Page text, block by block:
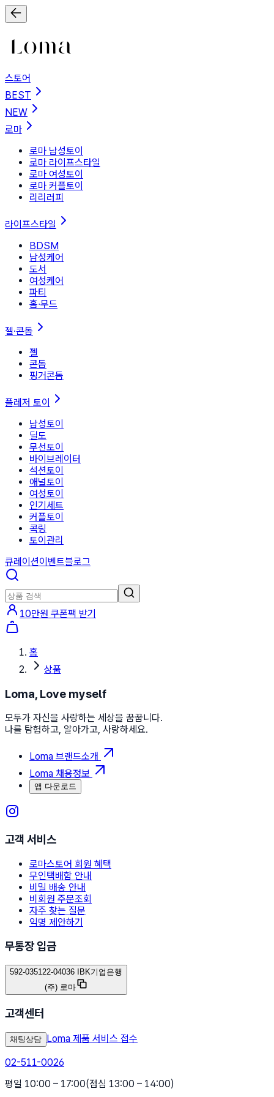
스토어
BEST
NEW
로마
로마 남성토이
로마 라이프스타일
로마 여성토이
로마 커플토이
리리러피
라이프스타일
BDSM
남성케어
도서
여성케어
파티
홈∙무드
젤·콘돔
젤
콘돔
핑거콘돔
플레저 토이
남성토이
딜도
무선토이
바이브레이터
석션토이
애널토이
여성토이
인기세트
커플토이
콕링
토이관리
큐레이션이벤트블로그
10만원 쿠폰팩 받기
홈
상품
Loma, Love myself
모두가 자신을 사랑하는 세상을 꿈꿉니다.
나를 탐험하고, 알아가고, 사랑하세요.
Loma 브랜드소개
Loma 채용정보
앱 다운로드
고객 서비스
로마스토어 회원 혜택
무인택배함 안내
비밀 배송 안내
비회원 주문조회
자주 찾는 질문
익명 제안하기
무통장 입금
592-035122-04036 IBK기업은행
(주) 로마
고객센터
채팅상담 Loma 제품 서비스 접수
02-511-0026
평일 10:00 – 17:00(점심 13:00 – 14:00)